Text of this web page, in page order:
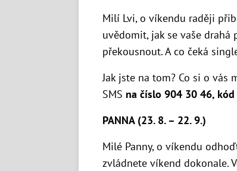
Milí Lvi, o víkendu raději
uvědomit, jak se vaše
překousnout. A co čeká
Jak jste na tom? Co si o vás
SMS na číslo 904 30 46, kód
PANNA (23. 8. – 22. 9.)
Milé Panny, o víkendu
zvládnete víkend dokonale.